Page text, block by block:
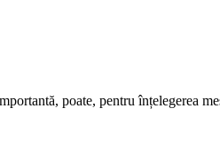
poate, pentru înțelegerea